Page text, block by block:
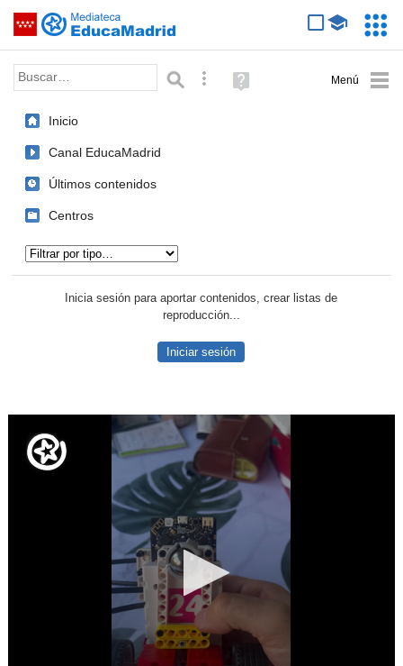
Saltar navegación
Palabra o frase: Búsqueda avanzada
Ayuda
(en
Inicio
Canal EducaMadrid
Últimos contenidos
Centros
Inicia sesión para aportar contenidos, crear listas de
reproducción...
Iniciar sesión